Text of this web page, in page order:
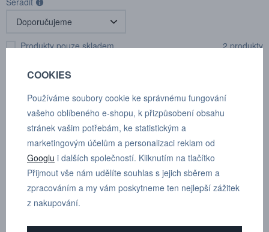
Produkty pouze skladem 2 produkty
Spojka 1/4"
COOKIES
Používáme soubory cookie ke správnému fungování
vašeho oblíbeného e-shopu, k přizpůsobení obsahu
stránek vašim potřebám, ke statistickým a
marketingovým účelům a personalizaci reklam od
Googlu i dalších společností. Kliknutím na tlačítko
Přijmout vše nám udělíte souhlas s jejich sběrem a
zpracováním a my vám poskytneme ten nejlepší zážitek
z nakupování.